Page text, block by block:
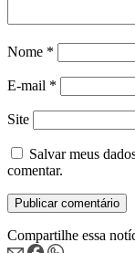
Nome *
E-mail *
Site
Salvar meus
comentar.
Compartilhe essa